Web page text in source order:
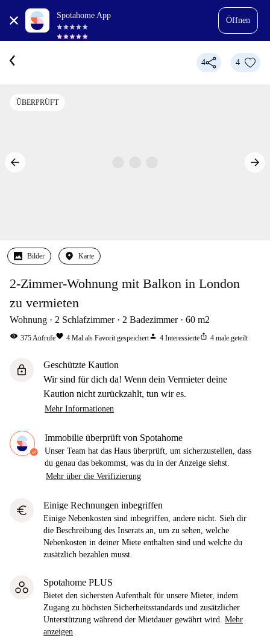
Spotahome App
Öffnen
4 4
ÜBERPRÜFT
Bilder Karte
2-Zimmer-Wohnung mit Balkon in London
zu vermieten
Wohnung 2 Schlafzimmer 2 Badezimmer 60 m2
visibility 375Aufrufefavorite 4 Mal als Favorit gespeichertperson 4 Interessierteios_share 4 male geteilt
lock
Geschützte Kaution
Wir sind für dich da! Wenn dein Vermieter deine
Kaution nicht zurückzahlt, tun wir es.
Mehr Informationen
Immobilie überprüft von Spotahome
Unser Team hat das Haus überprüft, um sicherzustellen, dass
du genau das bekommst, was du in der Anzeige siehst.
Mehr über die Verifizierung
euro Einige Rechnungen inbegriffen
Einige Nebenkosten sind inbegriffen, andere nicht. Sieh dir
die Beschreibung des Inserats an, um zu sehen, welche
Nebenkosten in deiner Miete enthalten sind und welche du
zusätzlich bezahlen musst.
Spotahome PLUS
Bietet den sichersten Aufenthalt für unsere Mieter, indem
Zugang zu höchsten Sicherheitsstandards und zusätzlicher
Unterstützung während der Mietdauer gewährt wird. Mehr
anzeigen